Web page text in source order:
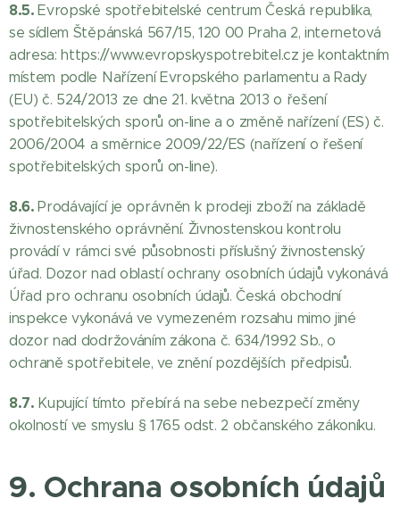
8.5.Evropské spotřebitelské centrum Česká republika,
se sídlem Štěpánská 567/15, 120 00 Praha 2, internetová
adresa: https://www.evropskyspotrebitel.cz je kontaktním
místem podle Nařízení Evropského parlamentu a Rady
(EU) č. 524/2013 ze dne 21. května 2013 o řešení
spotřebitelských sporů on-line a o změně nařízení (ES) č.
2006/2004 a směrnice 2009/22/ES (nařízení o řešení
spotřebitelských sporů on-line).
8.6.Prodávající je oprávněn k prodeji zboží na základě
živnostenského oprávnění. Živnostenskou kontrolu
provádí v rámci své působnosti příslušný živnostenský
úřad. Dozor nad oblastí ochrany osobních údajů vykonává
Úřad pro ochranu osobních údajů. Česká obchodní
inspekce vykonává ve vymezeném rozsahu mimo jiné
dozor nad dodržováním zákona č. 634/1992 Sb., o
ochraně spotřebitele, ve znění pozdějších předpisů.
8.7. Kupující tímto přebírá na sebe nebezpečí změny
okolností ve smyslu § 1765 odst. 2 občanského zákoníku.
9. Ochrana osobních údajů